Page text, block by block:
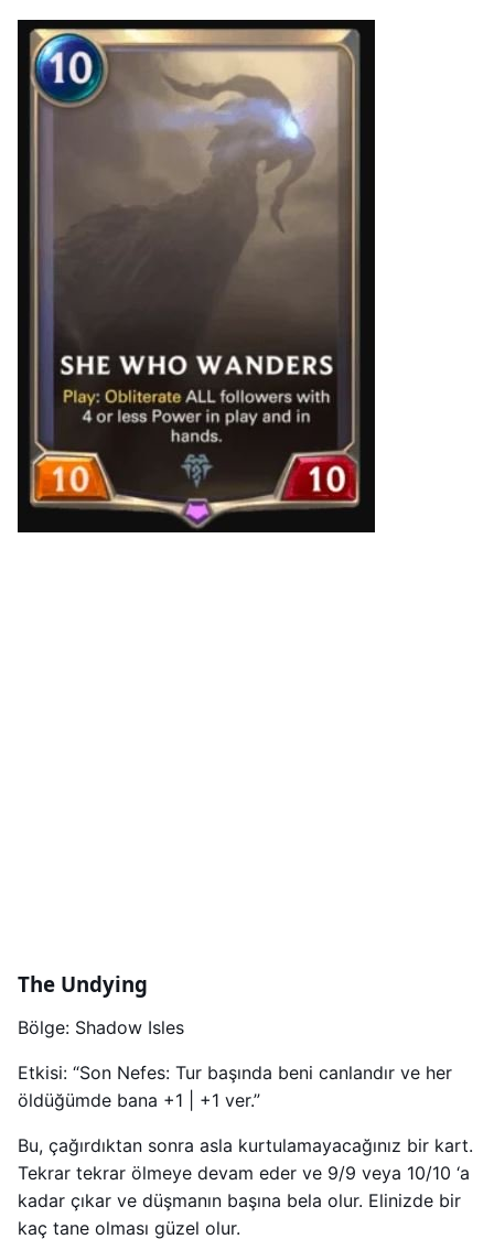
The Undying
Bölge: Shadow Isles
Etkisi: “Son Nefes: Tur başında beni canlandır ve her
öldüğümde bana +1 | +1 ver.”
Bu, çağırdıktan sonra asla kurtulamayacağınız bir kart.
Tekrar tekrar ölmeye devam eder ve 9/9 veya 10/10 ‘a
kadar çıkar ve düşmanın başına bela olur. Elinizde bir
kaç tane olması güzel olur.